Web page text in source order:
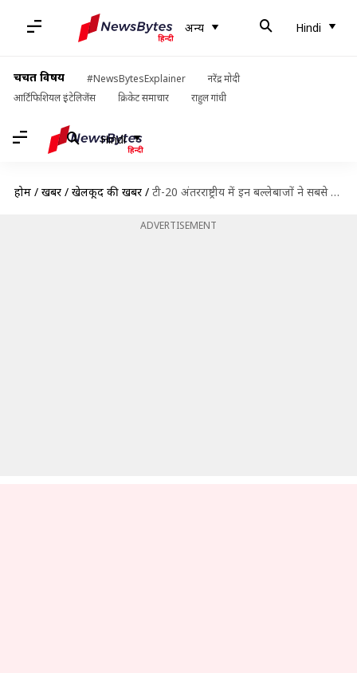
अन्य Hindi
चर्चित विषय #NewsBytesExplainer
नरेंद्र मोदी
आर्टिफिशियल इंटेलिजेंस
क्रिकेट समाचार राहुल गांधी
Hindi
होम / खबरें / खेलकूद की खबरें / टी-20 अंतरराष्ट्रीय में इन बल्लेबाजों ने सबसे कम गेंदों में 100 छक्के लगाए
ADVERTISEMENT